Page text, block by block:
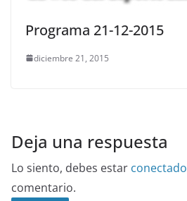
Programa 21-12-2015
diciembre 21, 2015
Deja una respuesta
Lo siento, debes estar conectado
comentario.